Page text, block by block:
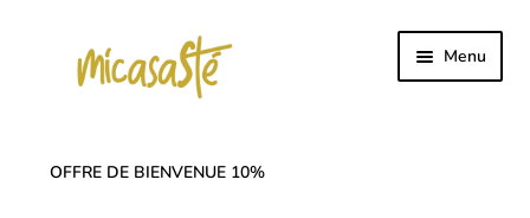
Menu
OFFRE DE BIENVENUE 10%